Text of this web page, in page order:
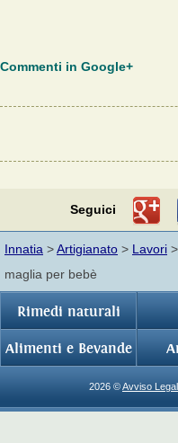
Commenti in Google+
Seguici
Innatia >Artigianato > Lavori >
maglia per bebè
Rimedi naturali
Alimenti e Bevande
2026 ©Avviso